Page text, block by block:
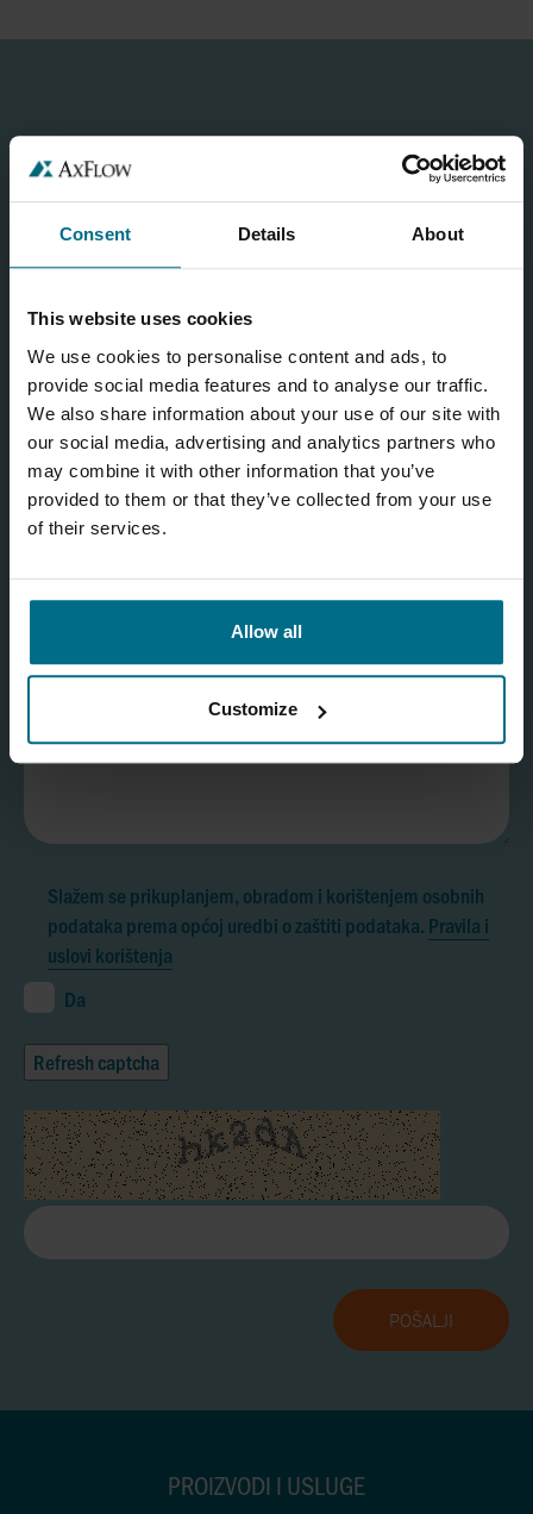
Consent Details About
This website uses cookies
We use cookies to personalise content and ads, to
provide social media features and to analyse our traffic.
We also share information about your use of our site with
our social media, advertising and analytics partners who
may combine it with other information that you’ve
provided to them or that they’ve collected from your use
of their services.
Allow all
Customize
OBRAZAC ZA KONTAKT
Za opća pitanja i informacije pošaljite nam poruku putem našeg
obrasca za kontakt!
Slažem se prikuplanjem, obradom i korištenjem osobnih
podataka prema općoj uredbi o zaštiti podataka. Pravila i
uslovi korištenja
Da
Refresh captcha
PROIZVODI I USLUGE